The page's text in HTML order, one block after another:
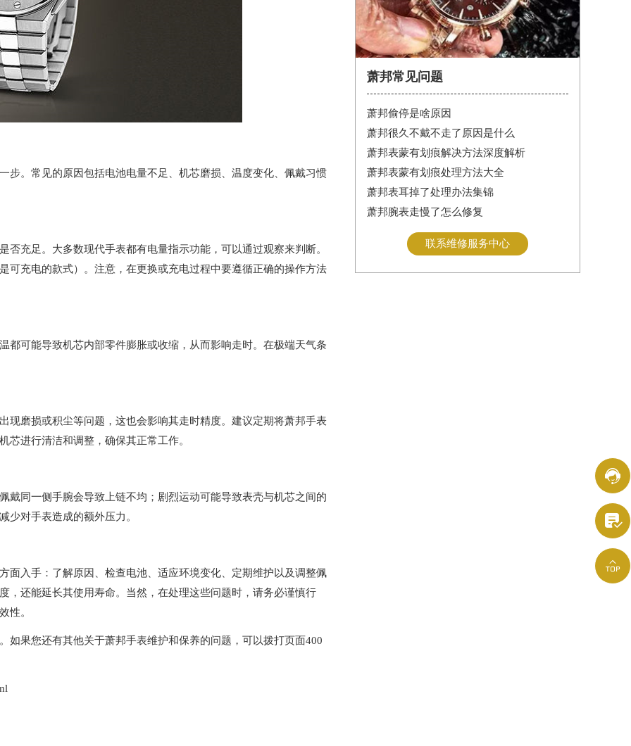
。常见的原因包括电池电量不足、机芯磨损、温度变化、佩戴习惯
足。大多数现代手表都有电量指示功能，可以通过观察来判断。
可充电的款式）。注意，在更换或充电过程中要遵循正确的操作方法
可能导致机芯内部零件膨胀或收缩，从而影响走时。在极端天气条
磨损或积尘等问题，这也会影响其走时精度。建议定期将萧邦手表
芯进行清洁和调整，确保其正常工作。
同一侧手腕会导致上链不均；剧烈运动可能导致表壳与机芯之间的
少对手表造成的额外压力。
入手：了解原因、检查电池、适应环境变化、定期维护以及调整佩
，还能延长其使用寿命。当然，在处理这些问题时，请务必谨慎行
性。
如果您还有其他关于萧邦手表维护和保养的问题，可以拨打页面400
萧邦常见问题
萧邦偷停是啥原因
萧邦很久不戴不走了原因是什么
萧邦表蒙有划痕解决方法深度解析
萧邦表蒙有划痕处理方法大全
萧邦表耳掉了处理办法集锦
萧邦腕表走慢了怎么修复
联系维修服务中心


